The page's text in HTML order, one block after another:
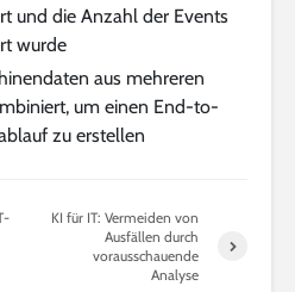
und die Anzahl der Events
wurde
aus mehreren
um einen End-to-
zu erstellen
KI für IT: Vermeiden von
Ausfällen durch
vorausschauende
Analyse